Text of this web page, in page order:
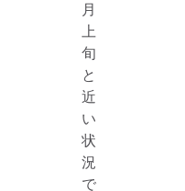
月
上
旬
と
近
い
状
況
で